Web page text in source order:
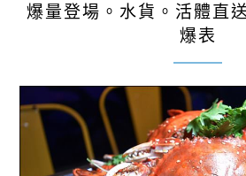
爆量登場。水貨。活體直
爆表